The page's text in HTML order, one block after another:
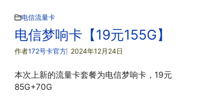
电信流量卡
电信梦响卡【19元155G】
作者172号卡官方 2024年12月24日
本次上新的流量卡套餐为电信梦响卡，19元
85G+70G